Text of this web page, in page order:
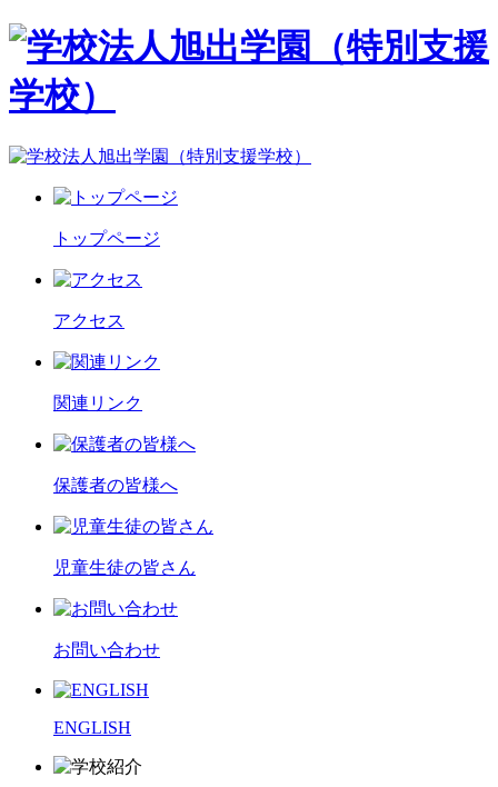
トップページ
アクセス
関連リンク
保護者の皆様へ
児童生徒の皆さん
お問い合わせ
ENGLISH